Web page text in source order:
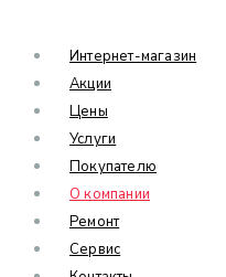
Интернет-магазин
Акции
Цены
Услуги
Покупателю
О компании
Ремонт
Сервис